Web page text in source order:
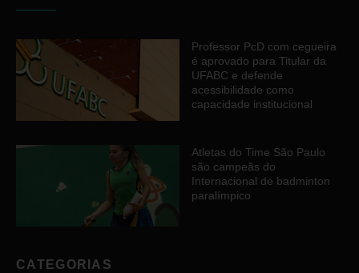
Professor PcD com cegueira
é aprovado para Titular da
UFABC e defende
acessibilidade como
capacidade institucional
Atletas do Time São Paulo
são campeãs do
Internacional de badminton
paralímpico
CATEGORIAS